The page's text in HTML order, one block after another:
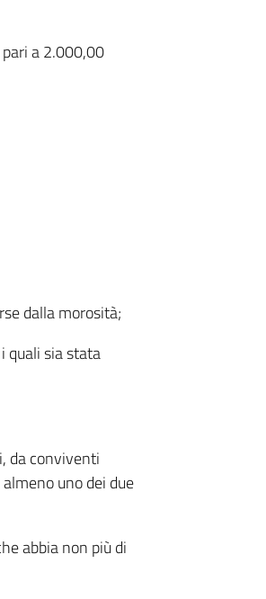
a 2.000,00
dalla morosità;
quali sia stata
da conviventi
uno dei due
abbia non più di